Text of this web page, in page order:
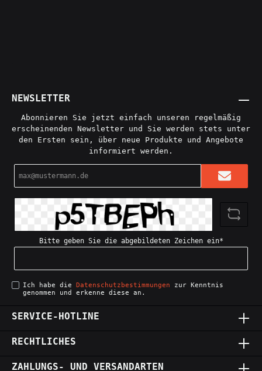
NEWSLETTER
Abonnieren Sie jetzt einfach unseren regelmäßig
erscheinenden Newsletter und Sie werden stets unter
den Ersten sein, über neue Produkte und Angebote
informiert werden.
Adresse*
Bitte geben Sie die abgebildeten Zeichen ein*
Ich habe die Datenschutzbestimmungen zur Kenntnis
genommen und erkenne diese an.
SERVICE-HOTLINE
RECHTLICHES
ZAHLUNGS- UND VERSANDARTEN